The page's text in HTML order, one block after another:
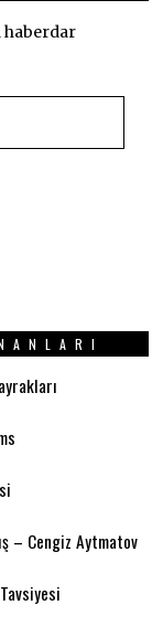
haberdar
– Cengiz Aytmatov